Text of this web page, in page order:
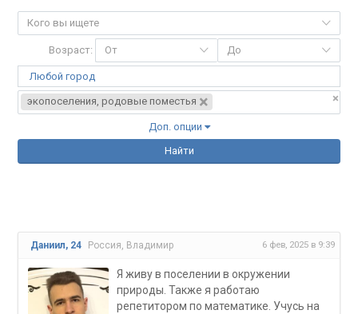
Кого вы ищете
Возраст: До
От
Любой город
×
экопоселения, родовые поместья ×
Доп. опции
Найти
Даниил, 24 Россия, Владимир 6 фев, 2025 в 9:39
Я живу в поселении в окружении
природы. Также я работаю
репетитором по математике. Учусь на